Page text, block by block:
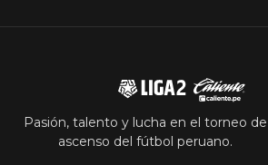
Pasión, talento y lucha en el torneo de
ascenso del fútbol peruano.